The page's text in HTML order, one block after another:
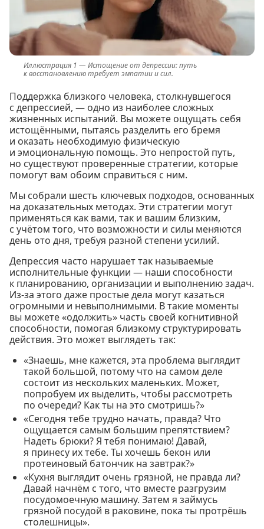
Истощение от депрессии: путь
к восстановлению требует эмпатии и сил.
Поддержка близкого человека, столкнувшегося
с депрессией, — одно из наиболее сложных
жизненных испытаний. Вы можете ощущать себя
истощёнными, пытаясь разделить его бремя
и оказать необходимую физическую
и эмоциональную помощь. Это непростой путь,
но существуют проверенные стратегии, которые
помогут вам обоим справиться с ним.
Мы собрали шесть ключевых подходов, основанных
на доказательных методах. Эти стратегии могут
применяться как вами, так и вашим близким,
с учётом того, что возможности и силы меняются
день ото дня, требуя разной степени усилий.
Депрессия часто нарушает так называемые
исполнительные функции — наши способности
к планированию, организации и выполнению задач.
Из-за этого даже простые дела могут казаться
огромными и невыполнимыми. В такие моменты
вы можете «одолжить» часть своей когнитивной
способности, помогая близкому структурировать
действия. Это может выглядеть так:
«Знаешь, мне кажется, эта проблема выглядит
такой большой, потому что на самом деле
состоит из нескольких маленьких. Может,
попробуем их выделить, чтобы рассмотреть
по очереди? Как ты на это смотришь?»
«Сегодня тебе трудно начать, правда? Что
ощущается самым большим препятствием?
Надеть брюки? Я тебя понимаю! Давай,
я принесу их тебе. Ты хочешь бекон или
протеиновый батончик на завтрак?»
«Кухня выглядит очень грязной, не правда ли?
Давай начнём с того, что вместе разгрузим
посудомоечную машину. Затем я займусь
грязной посудой в раковине, пока ты протрёшь
столешницы».